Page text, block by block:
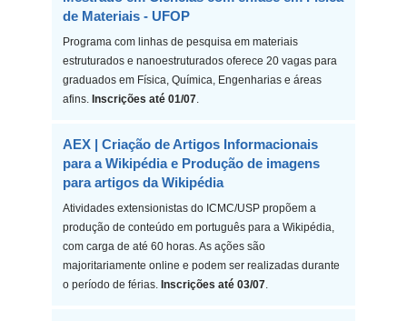
de Materiais - UFOP
Programa com linhas de pesquisa em materiais
estruturados e nanoestruturados oferece 20 vagas para
graduados em Física, Química, Engenharias e áreas
afins. Inscrições até 01/07.
AEX | Criação de Artigos Informacionais
para a Wikipédia e Produção de imagens
para artigos da Wikipédia
Atividades extensionistas do ICMC/USP propõem a
produção de conteúdo em português para a Wikipédia,
com carga de até 60 horas. As ações são
majoritariamente online e podem ser realizadas durante
o período de férias. Inscrições até 03/07.